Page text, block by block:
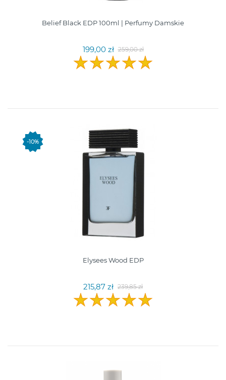
Belief Black EDP 100ml | Perfumy Damskie
199,00 zł 259,00 zł
-10%
Elysees Wood EDP
215,87 zł 239,85 zł